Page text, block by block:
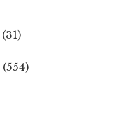
(31)
(554)